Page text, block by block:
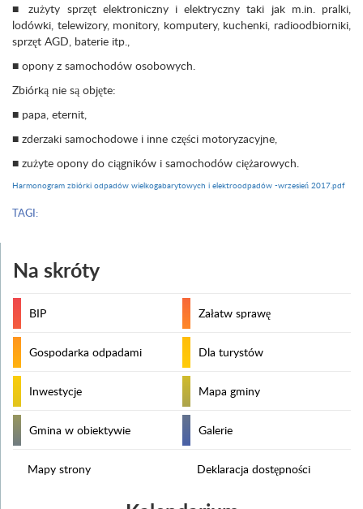
■ zużyty sprzęt elektroniczny i elektryczny taki jak m.in. pralki,
lodówki, telewizory, monitory, komputery, kuchenki, radioodbiorniki,
sprzęt AGD, baterie itp.,
■ opony z samochodów osobowych.
Zbiórką nie są objęte:
■ papa, eternit,
■ zderzaki samochodowe i inne części motoryzacyjne,
■ zużyte opony do ciągników i samochodów ciężarowych.
Harmonogram zbiórki odpadów wielkogabarytowych i elektroodpadów -wrzesień 2017.pdf
TAGI:
Na skróty
BIP Załatw sprawę
Gospodarka odpadami Dla turystów
Inwestycje Mapa gminy
Gmina w obiektywie Galerie
Mapy strony Deklaracja dostępności